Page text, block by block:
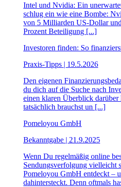
Intel und Nvidia: Ein
schlug ein wie eine Bombe:
von 5 Milliarden US-Dollar
Prozent Beteiligung [...]
Investoren finden: So
Praxis-Tipps | 19.5.2026
Den eigenen
du dich auf die Suche nach
einen klaren Überblick
tatsächlich brauchst un [...]
Pomeloyou GmbH
Bekanntgabe | 21.9.2025
Wenn Du regelmäßig online
Sendungsverfolgung vielleicht
Pomeloyou GmbH entdeckt –
dahintersteckt. Denn oftmals